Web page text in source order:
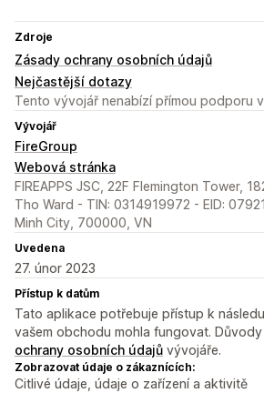
Zdroje
Zásady ochrany osobních údajů
Nejčastější dotazy
Tento vývojář nenabízí přímou podporu
Vývojář
FireGroup
Webová stránka
FIREAPPS JSC, 22F Flemington Tower,
Tho Ward - TIN: 0314919972 - EID:
Minh City, 700000, VN
Uvedena
27. únor 2023
Přístup k datům
Tato aplikace potřebuje přístup k
vašem obchodu mohla fungovat.
ochrany osobních údajů vývojáře.
Zobrazovat údaje o zákaznících:
Citlivé údaje, údaje o zařízení a aktivitě